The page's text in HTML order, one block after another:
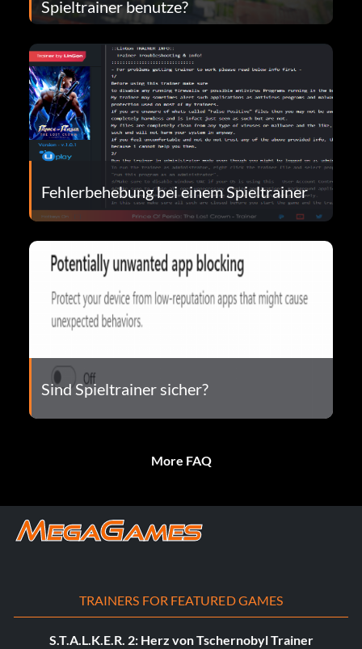
Spieltrainer benutze?
Fehlerbehebung bei einem Spieltrainer
Sind Spieltrainer sicher?
More FAQ
TRAINERS FOR FEATURED GAMES
S.T.A.L.K.E.R. 2: Herz von Tschernobyl Trainer